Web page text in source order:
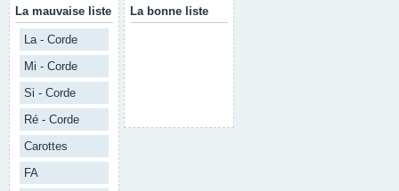
La mauvaise liste
La - Corde
Mi - Corde
Si - Corde
Ré - Corde
Carottes
FA
La bonne liste